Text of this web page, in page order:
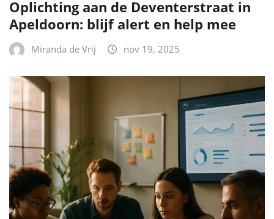
Oplichting aan de Deventerstraat in
Apeldoorn: blijf alert en help mee
Miranda de Vrij nov 19, 2025